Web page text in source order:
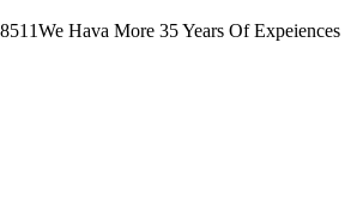
We Hava More 35 Years Of Expeiences